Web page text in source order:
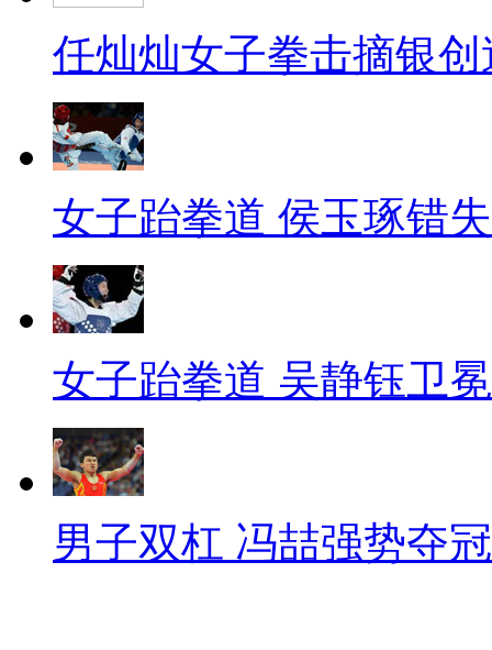
任灿灿女子拳击摘银
女子跆拳道 侯玉琢错
女子跆拳道 吴静钰卫冕
男子双杠 冯喆强势夺冠